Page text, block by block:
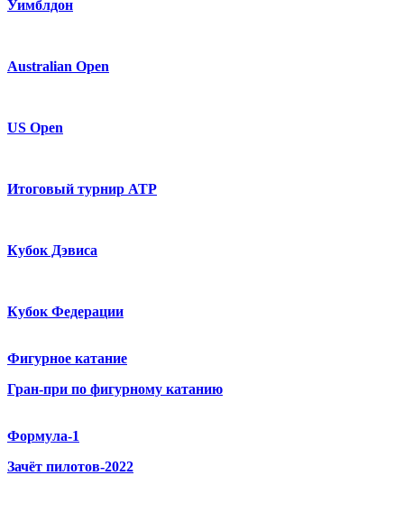
Уимблдон
Australian Open
US Open
Итоговый турнир ATP
Кубок Дэвиса
Кубок Федерации
Фигурное катание
Гран-при по фигурному катанию
Формула-1
Зачёт пилотов-2022